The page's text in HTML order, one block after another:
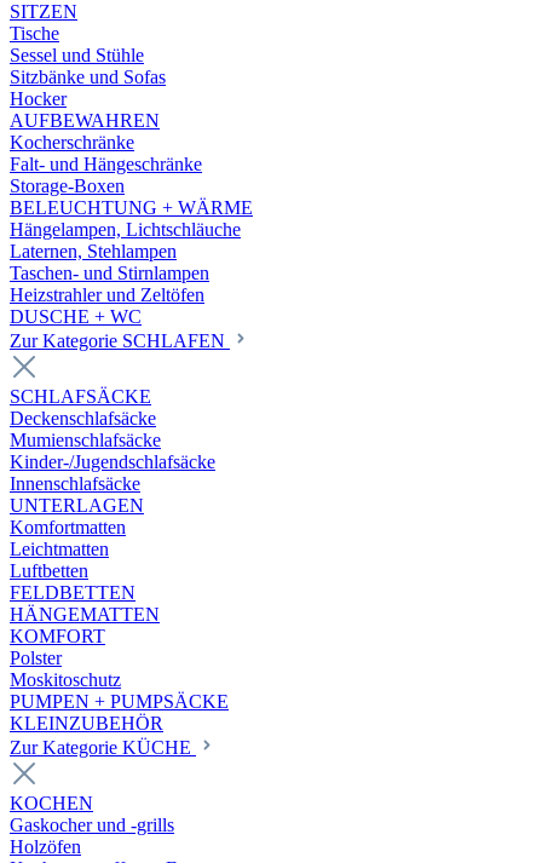
SITZEN
Tische
Sessel und Stühle
Sitzbänke und Sofas
Hocker
AUFBEWAHREN
Kocherschränke
Falt- und Hängeschränke
Storage-Boxen
BELEUCHTUNG + WÄRME
Hängelampen, Lichtschläuche
Laternen, Stehlampen
Taschen- und Stirnlampen
Heizstrahler und Zeltöfen
DUSCHE + WC
Zur Kategorie SCHLAFEN
SCHLAFSÄCKE
Deckenschlafsäcke
Mumienschlafsäcke
Kinder-/Jugendschlafsäcke
Innenschlafsäcke
UNTERLAGEN
Komfortmatten
Leichtmatten
Luftbetten
FELDBETTEN
HÄNGEMATTEN
KOMFORT
Polster
Moskitoschutz
PUMPEN + PUMPSÄCKE
KLEINZUBEHÖR
Zur Kategorie KÜCHE
KOCHEN
Gaskocher und -grills
Holzöfen